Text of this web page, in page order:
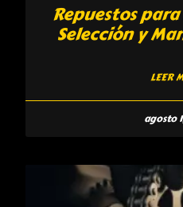
Repuestos
Selección y
LEER
agosto